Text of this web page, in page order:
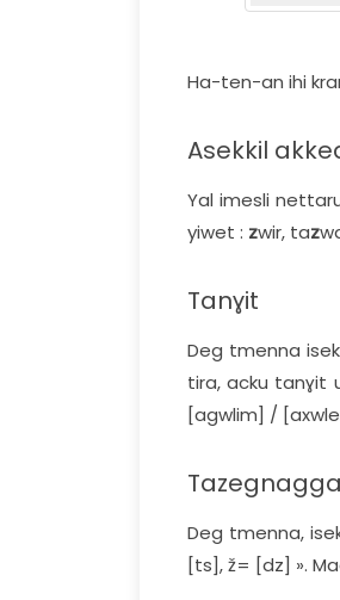
Ha-ten-an ihi
Asekkil
Yal imesli
yiwet : zwir, taz
Tanɣit
Deg tmenna
tira, acku tanɣit
[agwlim] /
Deg tmenna,
[ts], ž= [dz] ».